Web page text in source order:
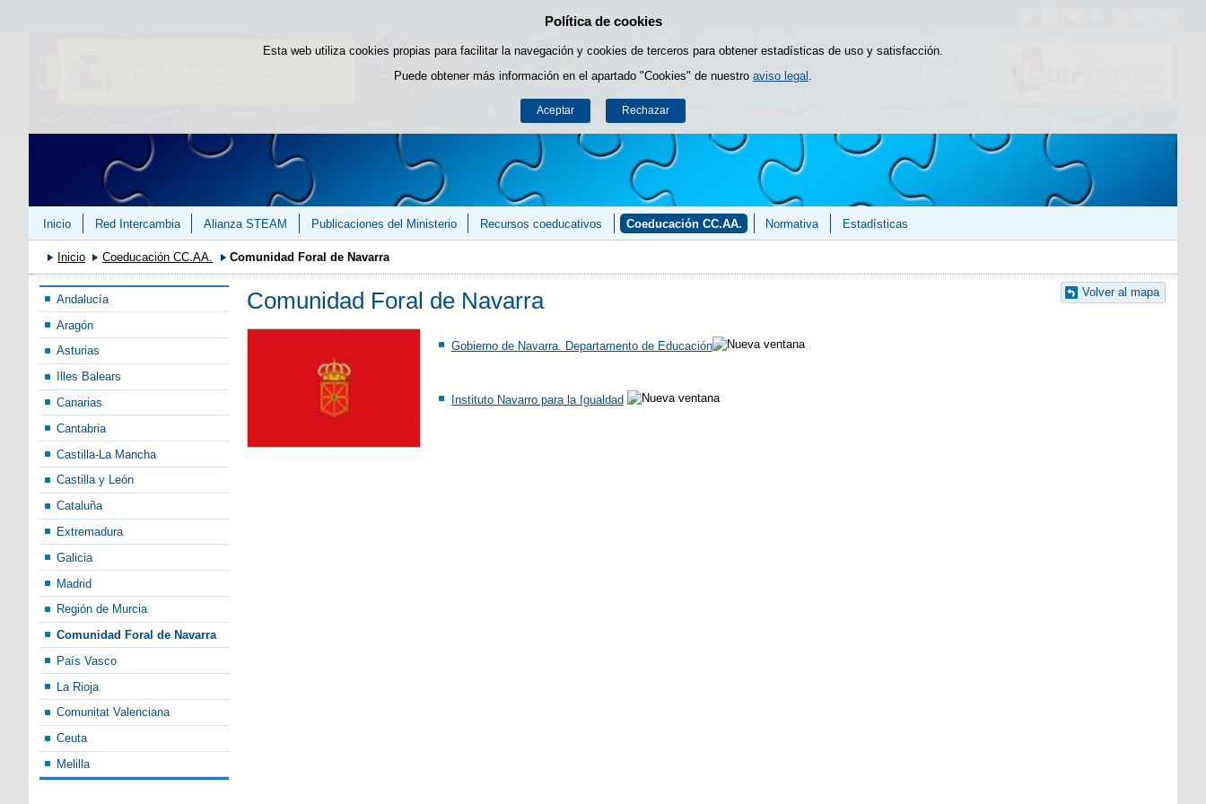
Política de cookies
Esta web utiliza cookies propias para facilitar la navegación y cookies de terceros para obtener estadísticas de uso y satisfacción.
Puede obtener más información en el apartado "Cookies" de nuestro aviso legal
Aceptar Rechazar
Saltar al contenido
Inicio Red Intercambia Alianza STEAM Publicaciones del Ministerio Recursos coeducativos Coeducación CC.AA. Normativa Estadísticas
Inicio Coeducación CC.AA. Comunidad Foral de Navarra
Andalucía
Aragón
Asturias
Illes Balears
Canarias
Cantabria
Castilla-La Mancha
Castilla y León
Cataluña
Extremadura
Galicia
Madrid
Región de Murcia
Comunidad Foral de Navarra
País Vasco
La Rioja
Comunitat Valenciana
Ceuta
Melilla
Volver al mapa
Comunidad Foral de Navarra
Gobierno de Navarra. Departamento de Educación
Instituto Navarro para la Igualdad